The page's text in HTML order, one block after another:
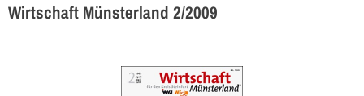
Wirtschaft Münsterland 2/2009